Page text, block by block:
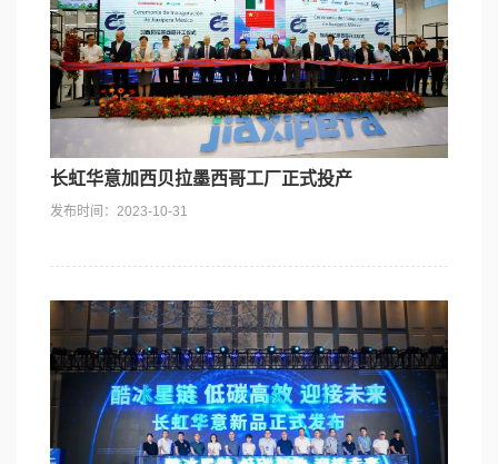
长虹华意加西贝拉墨西哥工厂正式投产
发布时间：2023-10-31